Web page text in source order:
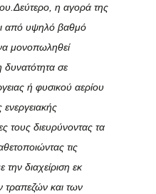
Δεύτερο, η αγορά της
από υψηλό βαθμό
μονοπωληθεί
δυνατότητα σε
ή φυσικού αερίου
τους διευρύνοντας τα
τις
διαχείριση εκ
και των